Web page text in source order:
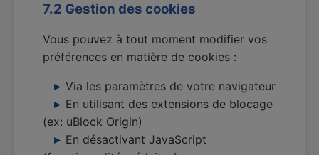
7.2 Gestion des cookies
Vous pouvez à tout moment modifier vos
préférences en matière de cookies :
Via les paramètres de votre navigateur
En utilisant des extensions de blocage
(ex: uBlock Origin)
En désactivant JavaScript